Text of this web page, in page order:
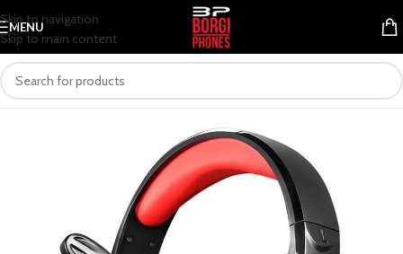
Skip to navigation
Skip to main content
MENU